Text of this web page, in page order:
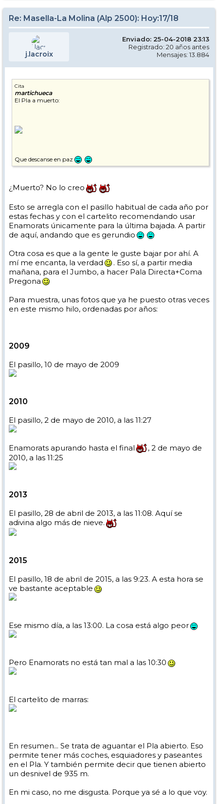
Re: Masella-La Molina (Alp 2500): Hoy:17/18
j.lacroix
Enviado: 25-04-2018 23:13
Registrado: 20 años antes
Mensajes: 13.884
Cita
martichueca
El Pla a muerto:
Que descanse en paz
¿Muerto? No lo creo
Esto se arregla con el pasillo habitual de cada año por
estas fechas y con el cartelito recomendando usar
Enamorats únicamente para la última bajada. A partir
de aquí, andando que es gerundio
Otra cosa es que a la gente le guste bajar por ahí. A
mí me encanta, la verdad
. Eso sí, a partir media
mañana, para el Jumbo, a hacer Pala Directa+Coma
Pregona
Para muestra, unas fotos que ya he puesto otras veces
en este mismo hilo, ordenadas por años:
2009
El pasillo, 10 de mayo de 2009
2010
El pasillo, 2 de mayo de 2010, a las 11:27
Enamorats apurando hasta el final
, 2 de mayo de
2010, a las 11:25
2013
El pasillo, 28 de abril de 2013, a las 11:08. Aquí se
adivina algo más de nieve.
2015
El pasillo, 18 de abril de 2015, a las 9:23. A esta hora se
ve bastante aceptable
Ese mismo día, a las 13:00. La cosa está algo peor
Pero Enamorats no está tan mal a las 10:30
El cartelito de marras:
En resumen... Se trata de aguantar el Pla abierto. Eso
permite tener más coches, esquiadores y paseantes
en el Pla. Y también permite decir que tienen abierto
un desnivel de 935 m.
En mi caso, no me disgusta. Porque ya sé a lo que voy.